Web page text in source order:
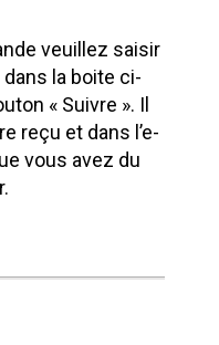
veuillez saisir
la boite ci-
« Suivre ». Il
reçu et dans l’e-
vous avez du